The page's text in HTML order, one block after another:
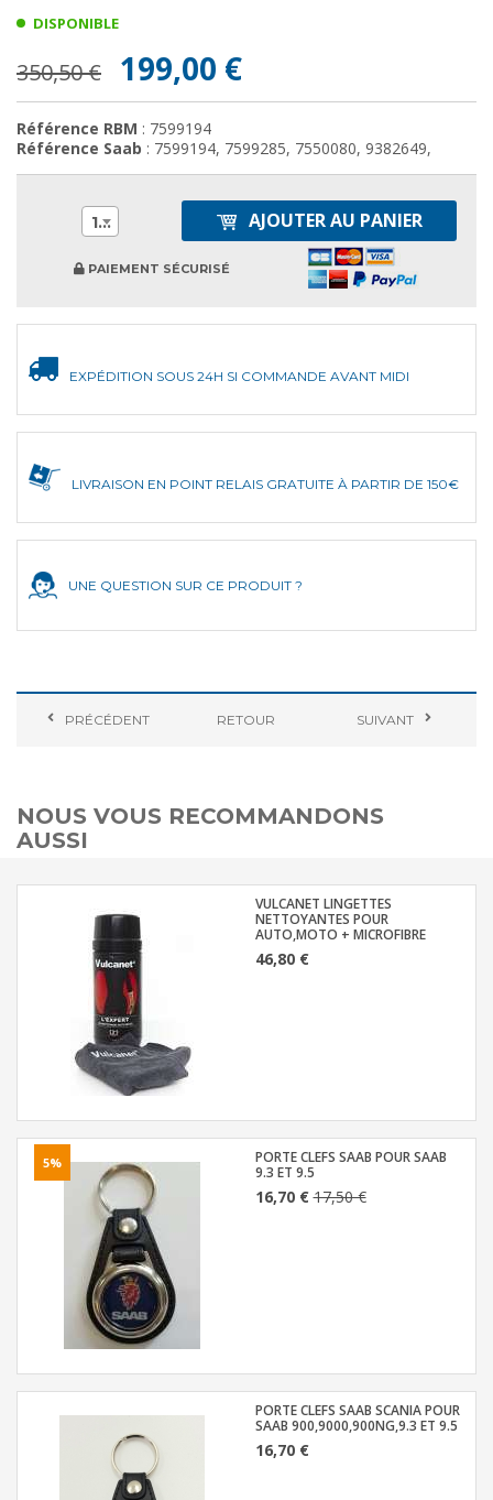
DISPONIBLE
350,50 € 199,00 €
Référence RBM : 7599194
Référence Saab : 7599194, 7599285, 7550080, 9382649,
1 AJOUTER AU PANIER
PAIEMENT SÉCURISÉ
EXPÉDITION SOUS 24H SI COMMANDE AVANT MIDI
LIVRAISON EN POINT RELAIS GRATUITE À PARTIR DE 150€
UNE QUESTION SUR CE PRODUIT ?
PRÉCÉDENT RETOUR SUIVANT
NOUS VOUS RECOMMANDONS
AUSSI
VULCANET LINGETTES
NETTOYANTES POUR
AUTO,MOTO + MICROFIBRE
46,80 €
5%
PORTE CLEFS SAAB POUR SAAB
9.3 ET 9.5
16,70 €17,50 €
PORTE CLEFS SAAB SCANIA POUR
SAAB 900,9000,900NG,9.3 ET 9.5
16,70 €